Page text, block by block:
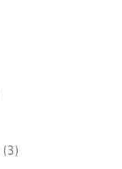
(3)